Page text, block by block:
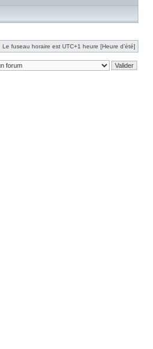
Le fuseau horaire est UTC+1 heure [Heure d’été]